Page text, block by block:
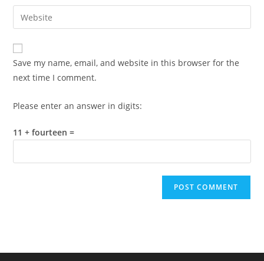
comment
email
address
comment
Enter
your
website
URL
(optional)
Save my name, email, and website in this browser for the
next time I comment.
Please enter an answer in digits:
11 + fourteen =